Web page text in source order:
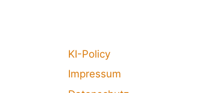
KI-Policy
Impressum